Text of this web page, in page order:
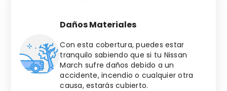
Daños Materiales
Con esta cobertura, puedes estar
tranquilo sabiendo que si tu Nissan
March sufre daños debido a un
accidente, incendio o cualquier otra
causa, estarás cubierto.